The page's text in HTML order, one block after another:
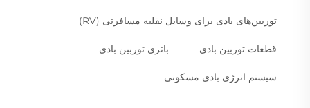
توربین‌های بادی برای وسایل نقلیه مسافرتی (RV)
قطعات توربین بادی باتری توربین بادی
سیستم انرژی بادی مسکونی